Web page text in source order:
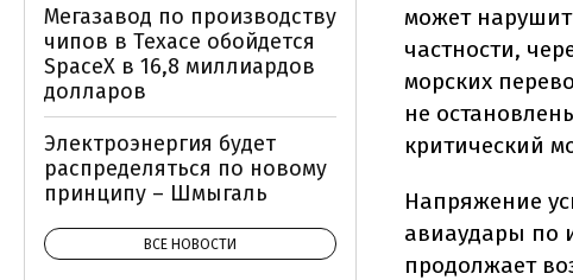
может
частности,
морских
не
критический
Напряжение
авиаудары по
продолжает
Мегазавод по производству
чипов в Техасе обойдется
SpaceX в 16,8 миллиардов
долларов
Электроэнергия будет
распределяться по новому
принципу – Шмыгаль
ВСЕ НОВОСТИ